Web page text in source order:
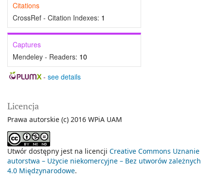
Citations
CrossRef - Citation Indexes: 1
Captures
Mendeley - Readers: 10
- see details
Licencja
Prawa autorskie (c) 2016 WPiA UAM
Utwór dostępny jest na licencji Creative Commons Uznanie
autorstwa – Użycie niekomercyjne – Bez utworów zależnych
4.0 Międzynarodowe.